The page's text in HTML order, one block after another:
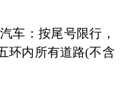
：按尾号限行，
环内所有道路(不含